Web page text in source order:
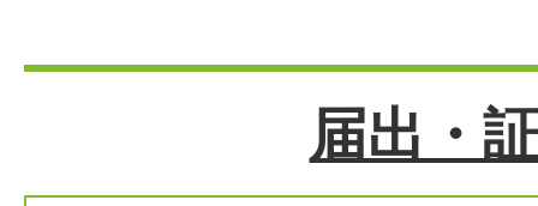
届出・